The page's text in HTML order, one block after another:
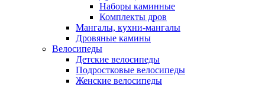
Наборы каминные
Комплекты дров
Мангалы, кухни-мангалы
Дровяные камины
Велосипеды
Детские велосипеды
Подростковые велосипеды
Женские велосипеды